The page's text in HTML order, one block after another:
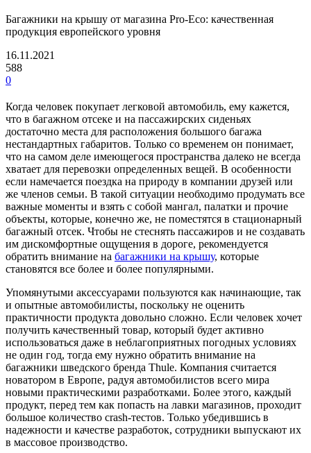
Багажники на крышу от магазина Pro-Eco: качественная
продукция европейского уровня
16.11.2021
588
0
Когда человек покупает легковой автомобиль, ему кажется,
что в багажном отсеке и на пассажирских сиденьях
достаточно места для расположения большого багажа
нестандартных габаритов. Только со временем он понимает,
что на самом деле имеющегося пространства далеко не всегда
хватает для перевозки определенных вещей. В особенности
если намечается поездка на природу в компании друзей или
же членов семьи. В такой ситуации необходимо продумать все
важные моменты и взять с собой мангал, палатки и прочие
объекты, которые, конечно же, не поместятся в стационарный
багажный отсек. Чтобы не стеснять пассажиров и не создавать
им дискомфортные ощущения в дороге, рекомендуется
обратить внимание на багажники на крышу, которые
становятся все более и более популярными.
Упомянутыми аксессуарами пользуются как начинающие, так
и опытные автомобилисты, поскольку не оценить
практичности продукта довольно сложно. Если человек хочет
получить качественный товар, который будет активно
использоваться даже в неблагоприятных погодных условиях
не один год, тогда ему нужно обратить внимание на
багажники шведского бренда Thule. Компания считается
новатором в Европе, радуя автомобилистов всего мира
новыми практическими разработками. Более этого, каждый
продукт, перед тем как попасть на лавки магазинов, проходит
большое количество crash-тестов. Только убедившись в
надежности и качестве разработок, сотрудники выпускают их
в массовое производство.